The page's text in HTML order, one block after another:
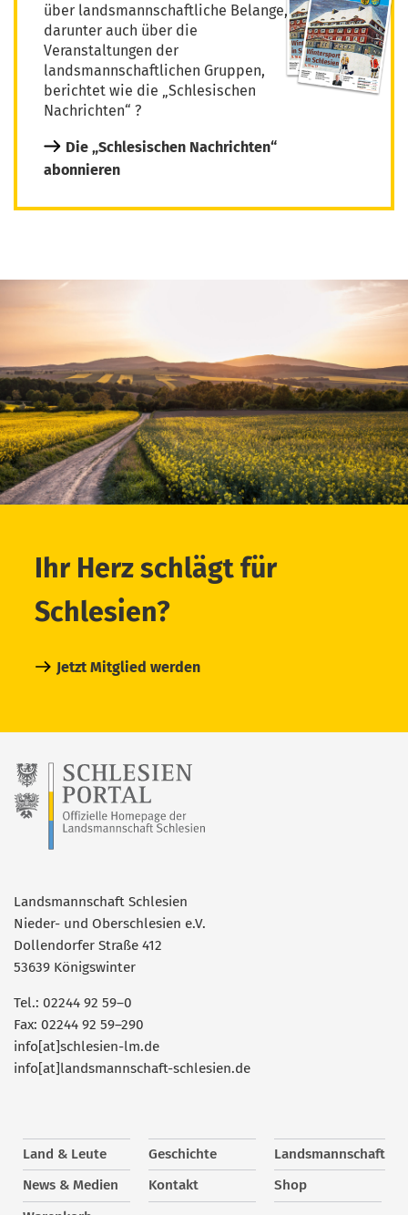
über landsmannschaftliche Belange,
darunter auch über die
Veranstaltungen der
landsmannschaftlichen Gruppen,
berichtet wie die „Schlesischen
Nachrichten“ ?
Die „Schlesischen Nachrichten“
abonnieren
Ihr Herz schlägt für
Schlesien?
Jetzt Mitglied werden
Landsmannschaft Schlesien
Nieder- und Oberschlesien e.V.
Dollendorfer Straße 412
53639 Königswinter
Tel.: 02244 92 59–0
Fax: 02244 92 59–290
info[at]schlesien-lm.de
info[at]landsmannschaft-schlesien.de
Land & Leute Geschichte
Landsmannschaft
News & Medien
Kontakt
Shop